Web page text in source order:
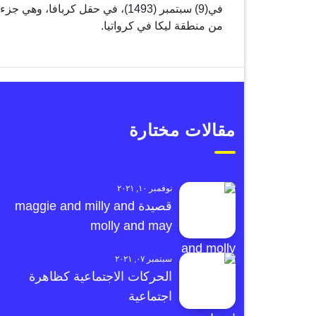
في(9) سبتمبر (1493)، في حقل كربافا، وهي جزء
من منطقة ليكا في كرواتيا.
مقالات مختارة
نوفمبر ١٠, ٢٠٢١
قصيدة maggie and milly and
molly and may
سبتمبر ٠٧, ٢٠٢١
الحركات الاجتماعية كظاهرة
اجتماعية